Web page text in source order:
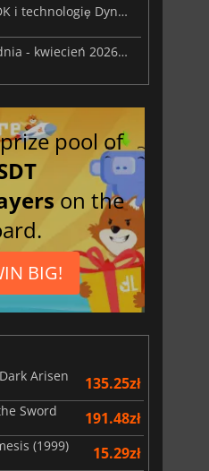
Nvidia wprowadza DLSS 4.5 SDK i technologię Dynamic Multi Frame Generation
Premiery gier wideo tego tygodnia - kwiecień 2026 (tydzień 16)
pool of
on the
BIG!
Arisen
135.25zł
Sword 191.48zł
(1999) 15.29zł